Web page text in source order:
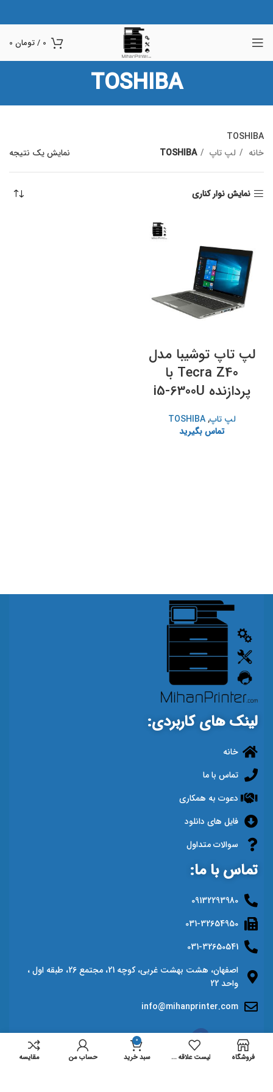
0
/تومان
TOSHIBA
TOSHIBA
خانه
لپ تاپ TOSHIBA نمایش یک نتیجه
نمایش نوار کناری
لپ تاپ توشیبا مدل
Tecra Z40 با
پردازنده i5-6300U
لپ تاپ,
TOSHIBA
تماس بگیرید
لینک های کاربردی:
خانه
تماس با ما
دعوت به همکاری
فایل های دانلود
سوالات متداول
تماس با ما:
09132293980
031-32654950
031-32650541
اصفهان، هشت بهشت غربی، کوچه 21، مجتمع 26، طبقه اول ،
واحد 22
info@mihanprinter.com
فروشگاه لیست علاقه مندی ها
0
سبد خرید حساب من مقايسه